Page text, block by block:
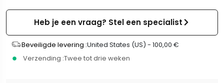
Heb je een vraag? Stel een specialist
Beveiligde levering :United States (US) - 100,00 €
Verzending :Twee tot drie weken